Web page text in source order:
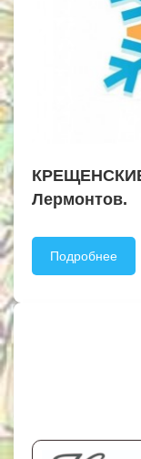
Лермонтов.
Подробнее